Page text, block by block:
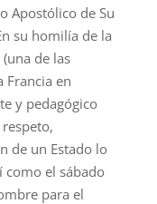
Apostólico de Su
su homilía de la
de las
Francia en
y pedagógico
de un Estado lo
como el sábado
para el